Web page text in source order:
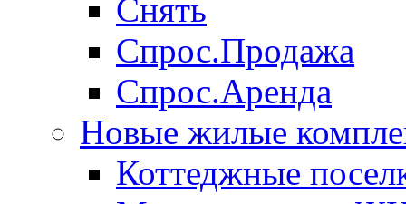
Снять
Спрос.Продажа
Спрос.Аренда
Новые жилые
Коттеджные